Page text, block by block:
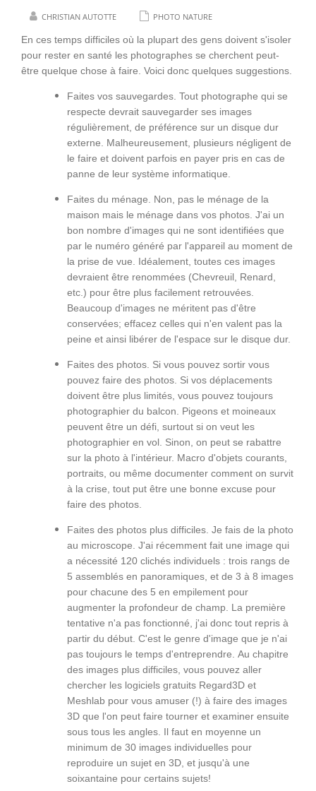
CHRISTIAN AUTOTTE PHOTO NATURE
En ces temps difficiles où la plupart des gens doivent s'isoler
pour rester en santé les photographes se cherchent peut-
être quelque chose à faire. Voici donc quelques suggestions.
Faites vos sauvegardes. Tout photographe qui se
respecte devrait sauvegarder ses images
régulièrement, de préférence sur un disque dur
externe. Malheureusement, plusieurs négligent de
le faire et doivent parfois en payer pris en cas de
panne de leur système informatique.
Faites du ménage. Non, pas le ménage de la
maison mais le ménage dans vos photos. J'ai un
bon nombre d'images qui ne sont identifiées que
par le numéro généré par l'appareil au moment de
la prise de vue. Idéalement, toutes ces images
devraient être renommées (Chevreuil, Renard,
etc.) pour être plus facilement retrouvées.
Beaucoup d'images ne méritent pas d'être
conservées; effacez celles qui n'en valent pas la
peine et ainsi libérer de l'espace sur le disque dur.
Faites des photos. Si vous pouvez sortir vous
pouvez faire des photos. Si vos déplacements
doivent être plus limités, vous pouvez toujours
photographier du balcon. Pigeons et moineaux
peuvent être un défi, surtout si on veut les
photographier en vol. Sinon, on peut se rabattre
sur la photo à l'intérieur. Macro d'objets courants,
portraits, ou même documenter comment on survit
à la crise, tout put être une bonne excuse pour
faire des photos.
Faites des photos plus difficiles. Je fais de la photo
au microscope. J'ai récemment fait une image qui
a nécessité 120 clichés individuels : trois rangs de
5 assemblés en panoramiques, et de 3 à 8 images
pour chacune des 5 en empilement pour
augmenter la profondeur de champ. La première
tentative n'a pas fonctionné, j'ai donc tout repris à
partir du début. C'est le genre d'image que je n'ai
pas toujours le temps d'entreprendre. Au chapitre
des images plus difficiles, vous pouvez aller
chercher les logiciels gratuits Regard3D et
Meshlab pour vous amuser (!) à faire des images
3D que l'on peut faire tourner et examiner ensuite
sous tous les angles. Il faut en moyenne un
minimum de 30 images individuelles pour
reproduire un sujet en 3D, et jusqu'à une
soixantaine pour certains sujets!